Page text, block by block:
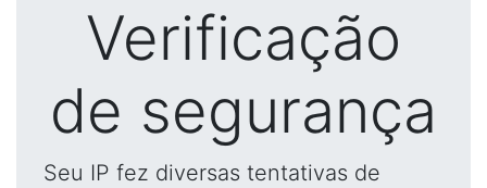
Verificação
de segurança
Seu IP fez diversas tentativas de